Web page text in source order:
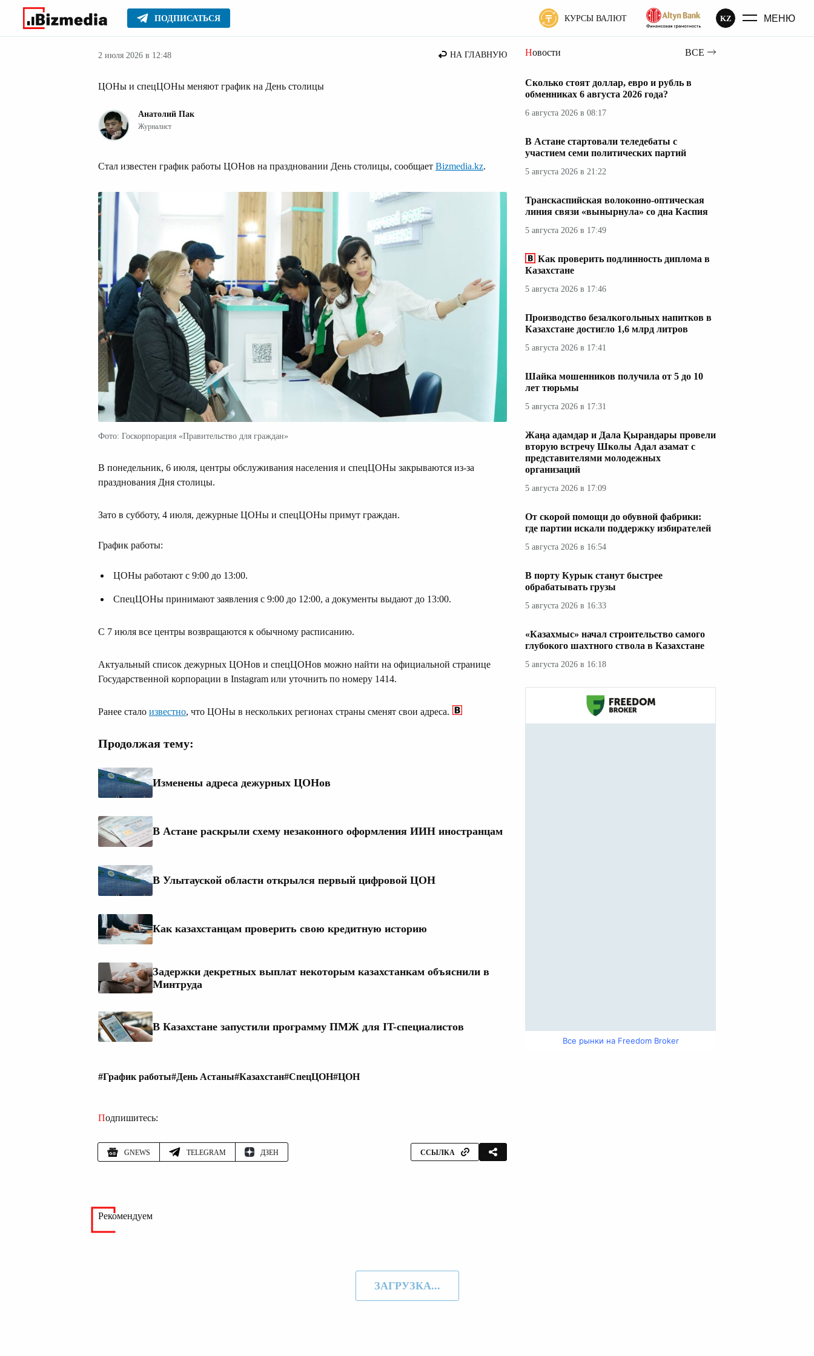
ПОДПИСАТЬСЯ КУРСЫ ВАЛЮТ KZ МЕНЮ
Главное Новости Новости Казахстана
2 июля 2026 в 12:48 НА ГЛАВНУЮ
ЦОНы и спецЦОНы меняют график на День столицы
Анатолий Пак
Журналист
Стал известен график работы ЦОНов на праздновании День столицы, сообщает Bizmedia.kz.
Фото: Госкорпорация «Правительство для граждан»
В понедельник, 6 июля, центры обслуживания населения и спецЦОНы закрываются из‑за
празднования Дня столицы.
Зато в субботу, 4 июля, дежурные ЦОНы и спецЦОНы примут граждан.
График работы:
ЦОНы работают с 9:00 до 13:00.
СпецЦОНы принимают заявления с 9:00 до 12:00, а документы выдают до 13:00.
С 7 июля все центры возвращаются к обычному расписанию.
Актуальный список дежурных ЦОНов и спецЦОНов можно найти на официальной странице
Государственной корпорации в Instagram или уточнить по номеру 1414.
Ранее стало известно, что ЦОНы в нескольких регионах страны сменят свои адреса.
Продолжая тему:
Изменены адреса дежурных ЦОНов
В Астане раскрыли схему незаконного оформления ИИН иностранцам
В Улытауской области открылся первый цифровой ЦОН
Как казахстанцам проверить свою кредитную историю
Задержки декретных выплат некоторым казахстанкам объяснили в
Минтруда
В Казахстане запустили программу ПМЖ для IT-специалистов
#График работы#День Астаны#Казахстан#СпецЦОН#ЦОН
Подпишитесь:
GNEWS TELEGRAM ДЗЕН ССЫЛКА
Новости ВСЕ
Сколько стоят доллар, евро и рубль в
обменниках 6 августа 2026 года?
6 августа 2026 в 08:17
В Астане стартовали теледебаты с
участием семи политических партий
5 августа 2026 в 21:22
Транскаспийская волоконно-оптическая
линия связи «вынырнула» со дна Каспия
5 августа 2026 в 17:49
Как проверить подлинность диплома в
Казахстане
5 августа 2026 в 17:46
Производство безалкогольных напитков в
Казахстане достигло 1,6 млрд литров
5 августа 2026 в 17:41
Шайка мошенников получила от 5 до 10
лет тюрьмы
5 августа 2026 в 17:31
Жаңа адамдар и Дала Қырандары провели
вторую встречу Школы Адал азамат с
представителями молодежных
организаций
5 августа 2026 в 17:09
От скорой помощи до обувной фабрики:
где партии искали поддержку избирателей
5 августа 2026 в 16:54
В порту Курык станут быстрее
обрабатывать грузы
5 августа 2026 в 16:33
«Казахмыс» начал строительство самого
глубокого шахтного ствола в Казахстане
5 августа 2026 в 16:18
Все рынки на Freedom Broker
Рекомендуем
ЗАГРУЗКА...